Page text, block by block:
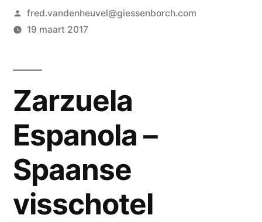
Geplaatst
door
fred.vandenheuvel@giessenborch.com
19 maart 2017
Zarzuela
Espanola –
Spaanse
visschotel